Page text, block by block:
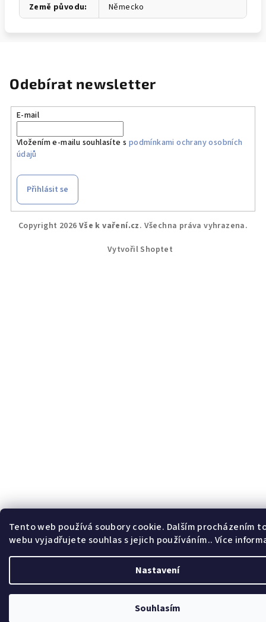
Tento web používá soubory cookie. Dalším procházením
webu vyjadřujete souhlas s jejich používáním.. Více
Nastavení
Souhlasím
Země původu: Německo
Odebírat newsletter
E-mail
Vložením e-mailu souhlasíte s podmínkami ochrany osobních
údajů
Přihlásit se
Copyright 2026 Vše k vaření.cz. Všechna práva vyhrazena.
Vytvořil Shoptet